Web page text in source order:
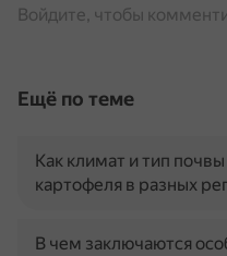
Войдите, чтобы
Ещё по теме
Как климат и тип
картофеля в разных
В чем заключаются